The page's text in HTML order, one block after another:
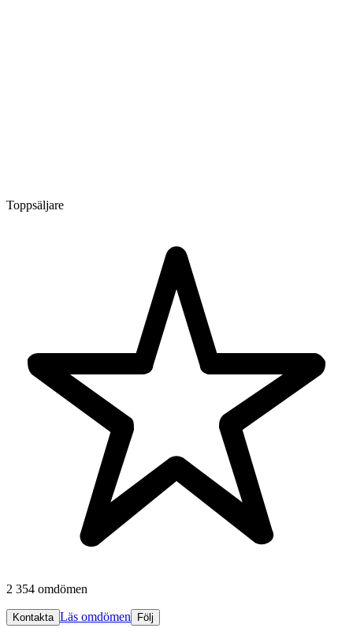
Toppsäljare
2 354 omdömen
Kontakta Läs omdömen Följ